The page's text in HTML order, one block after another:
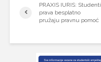
PRAXIS IURIS: Studenti
prava besplatno
pružaju pravnu pomoć